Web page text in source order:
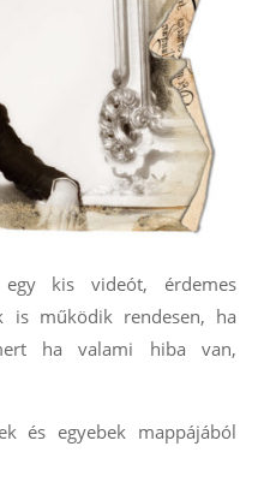
kis videót, érdemes
is működik rendesen, ha
ha valami hiba van,
és egyebek mappájából